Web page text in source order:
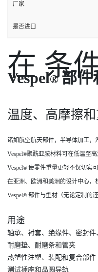
厂家
是否进口
在 条
Vespel®部件
温度、高摩擦
诸如航空航天部件，半导体加工，
Vespel®聚酰亚胺材料可在低温至
Vespel® 使零件重量更轻不仅切实
在亚洲、欧洲和美洲的设计中心，
Vespel® 部件与型材（无论定制的
用途
轴承、衬套、绝缘件、密封
耐磨垫、耐磨条和管夹
热塑性注塑、装配和复合部件
测试插座和晶圆导轨